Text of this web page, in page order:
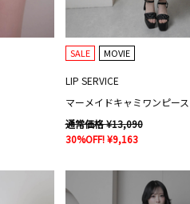
SALE MOVIE
LIP SERVICE
マーメイドキャミワンピース
通常価格 ¥13,090
30%OFF! ¥9,163